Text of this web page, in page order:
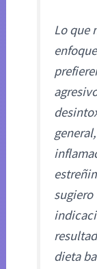
Lo que
sugiero
dieta